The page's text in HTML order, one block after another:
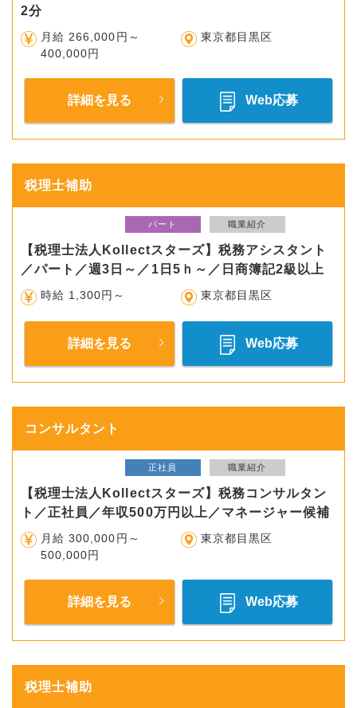
2分
月給 266,000円～
400,000円
東京都目黒区
詳細を見る Web応募
税理士補助
パート 職業紹介
【税理士法人Kollectスターズ】税務アシスタント
／パート／週3日～／1日5ｈ～／日商簿記2級以上
時給 1,300円～ 東京都目黒区
詳細を見る Web応募
コンサルタント
正社員 職業紹介
【税理士法人Kollectスターズ】税務コンサルタン
ト／正社員／年収500万円以上／マネージャー候補
月給 300,000円～
500,000円
東京都目黒区
詳細を見る Web応募
税理士補助